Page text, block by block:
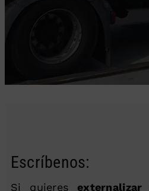
Escríbenos:
Si quieres